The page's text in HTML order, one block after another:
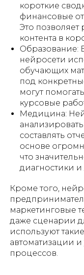
короткие
финансовые
Это
контента в
Образование:
нейросети
обучающих
под
могут
курсовые
Медицина:
составлять
основе
что
диагностики и
Кроме того,
маркетинговые
даже сценарии
используют
автоматизации
процессов.